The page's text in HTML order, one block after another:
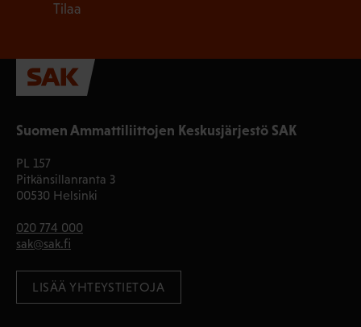
Suomen Ammattiliittojen Keskusjärjestö SAK
PL 157
Pitkänsillanranta 3
00530 Helsinki
020 774 000
sak@sak.fi
LISÄÄ YHTEYSTIETOJA
Tilaa